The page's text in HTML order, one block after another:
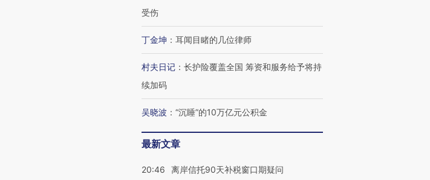
受伤
丁金坤 ： 耳闻目睹的几位律师
村夫日记 ： 长护险覆盖全国 筹资和服务给予将持
续加码
吴晓波 ： “沉睡”的10万亿元公积金
最新文章
20:46 离岸信托90天补税窗口期疑问